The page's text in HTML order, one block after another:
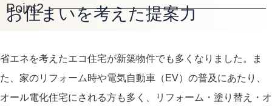
Point2
お住まいを考えた提案力
省エネを考えたエコ住宅が新築物件でも多くなりました。ま
た、家のリフォーム時や電気自動車（EV）の普及にあたり、
オール電化住宅にされる方も多く、リフォーム・塗り替え・オ